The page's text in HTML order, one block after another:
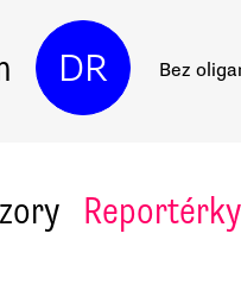
DR Bez
Reportérky